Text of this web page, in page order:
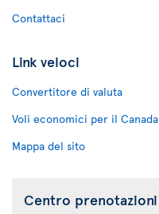
Contattaci
Link veloci
Convertitore di valuta
Voli economici per il Canada
Mappa del sito
Centro prenotazioni